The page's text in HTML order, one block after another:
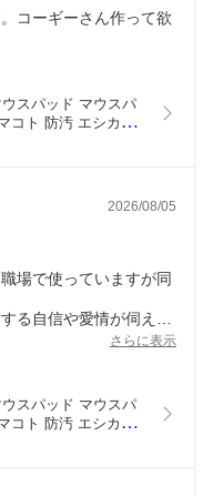
コーギーさん作って欲
スパッド マウスパ
コト 防汚 エシカル
2026/08/05
場で使っていますが同
る自信や愛情が伺えま
さらに表示
スパッド マウスパ
コト 防汚 エシカル